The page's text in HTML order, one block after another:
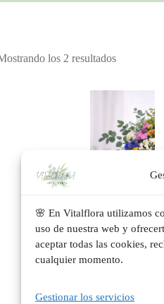
🌸 En Vitalflora utilizamos
uso de nuestra web y
aceptar todas las cookies,
cualquier momento.
Gestionar los servicios
los 2 resultados
Valencia | Vitalflora